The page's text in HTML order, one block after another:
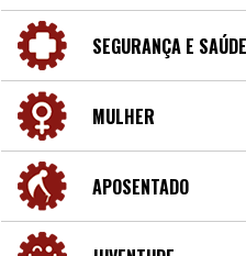
SEGURANÇA E SAÚDE
MULHER
APOSENTADO